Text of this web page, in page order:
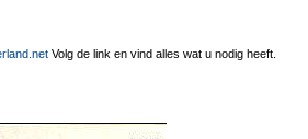
Volg de link en vind alles wat u nodig heeft.